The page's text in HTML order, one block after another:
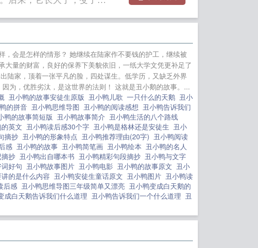
龙门（重生） 综影视：万
原配嫡女+番外
一生何求
弃妇要翻身 药窕嫡女 男
会是怎样的情形？ 她继续在陆家作不要钱的护工，继续被
量的财富，良好的保养下美貌依旧，一纸大学文凭更补足了
陆家，顶着一张平凡的脸，四处谋生。低学历，又缺乏外界
为，优胜劣汰，是这世界的法则！ 这就是丑小鹅的故事。...
丑小鸭的故事安徒生原版 丑小鸭儿歌 一只什么的天鹅 丑小
的拼音 丑小鸭思维导图 丑小鸭的阅读感想 丑小鸭告诉我们
鸭的故事简短版 丑小鸭故事简介 丑小鸭生活的八个路线
英文 丑小鸭读后感30个字 丑小鸭是格林还是安徒生 丑小
摘抄 丑小鸭的形象特点 丑小鸭推荐理由(20字) 丑小鸭阅读
感 丑小鸭的故事 丑小鸭简笔画 丑小鸭绘本 丑小鸭的名人
抄 丑小鸭出自哪本书 丑小鸭精彩句段摘抄 丑小鸭与文字
好句 丑小鸭故事图片 丑小鸭电影 丑小鸭的故事原文 丑小
的是什么内容 丑小鸭安徒生童话原文 丑小鸭图片 丑小鸭读
后感 丑小鸭思维导图三年级简单又漂亮 丑小鸭变成白天鹅的
成白天鹅告诉我们什么道理 丑小鸭告诉我们一个什么道理 丑